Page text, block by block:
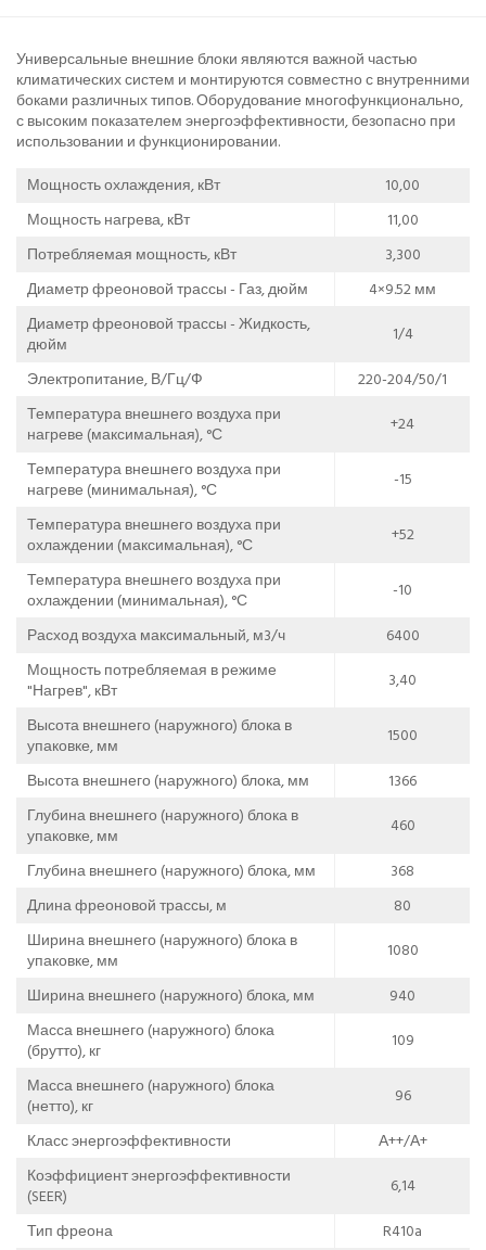
Универсальные внешние блоки являются важной частью
климатических систем и монтируются совместно с внутренними
боками различных типов. Оборудование многофункционально,
с высоким показателем энергоэффективности, безопасно при
использовании и функционировании.
Мощность охлаждения, кВт
10,00
Мощность нагрева, кВт
11,00
Потребляемая мощность, кВт
3,300
Диаметр фреоновой трассы - Газ, дюйм
4×9.52 мм
Диаметр фреоновой трассы - Жидкость,
дюйм
1/4
Электропитание, В/Гц/Ф
220-204/50/1
Температура внешнего воздуха при
нагреве (максимальная), °С
+24
Температура внешнего воздуха при
нагреве (минимальная), °С
-15
Температура внешнего воздуха при
охлаждении (максимальная), °С
+52
Температура внешнего воздуха при
охлаждении (минимальная), °С
-10
Расход воздуха максимальный, м3/ч
6400
Мощность потребляемая в режиме
"Нагрев", кВт
3,40
Высота внешнего (наружного) блока в
упаковке, мм
1500
Высота внешнего (наружного) блока, мм
1366
Глубина внешнего (наружного) блока в
упаковке, мм
460
Глубина внешнего (наружного) блока, мм
368
Длина фреоновой трассы, м
80
Ширина внешнего (наружного) блока в
упаковке, мм
1080
Ширина внешнего (наружного) блока, мм
940
Масса внешнего (наружного) блока
(брутто), кг
109
Масса внешнего (наружного) блока
(нетто), кг
96
Класс энергоэффективности
А++/А+
Коэффициент энергоэффективности
(SEER)
6,14
Тип фреона
R410a